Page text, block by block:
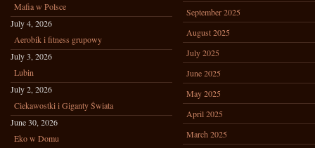
Mafia w Polsce
July 4, 2026
Aerobik i fitness grupowy
July 3, 2026
Lubin
July 2, 2026
Ciekawostki i Giganty Świata
June 30, 2026
Eko w Domu
September 2025
August 2025
July 2025
June 2025
May 2025
April 2025
March 2025